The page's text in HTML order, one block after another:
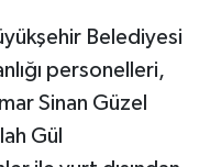
Belediyesi
personelleri,
Sinan Güzel
Gül